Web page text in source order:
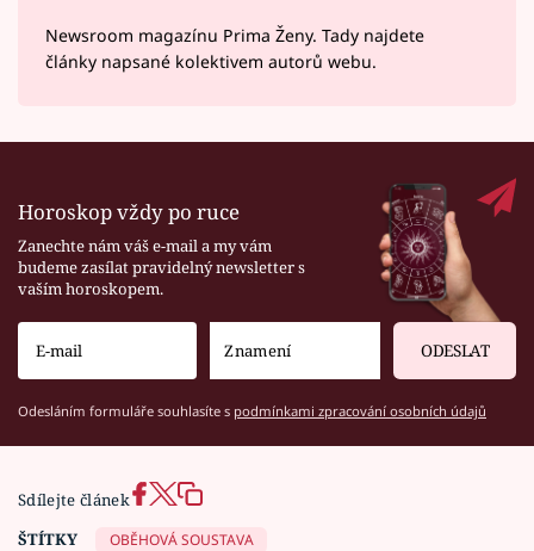
Newsroom magazínu Prima Ženy. Tady najdete
články napsané kolektivem autorů webu.
Horoskop vždy po ruce
Zanechte nám váš e-mail a my vám
budeme zasílat pravidelný newsletter s
vaším horoskopem.
ODESLAT
Odesláním formuláře souhlasíte s podmínkami zpracování osobních údajů
Sdílejte článek
ŠTÍTKY
OBĚHOVÁ SOUSTAVA